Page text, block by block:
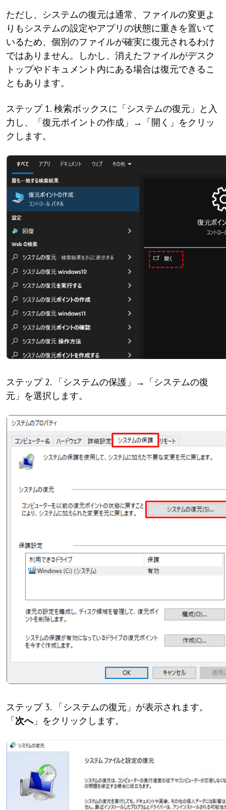
ただし、システムの復元は通常、ファイルの変更よ
りもシステムの設定やアプリの状態に重きを置いて
いるため、個別のファイルが確実に復元されるわけ
ではありません。しかし、消えたファイルがデスク
トップやドキュメント内にある場合は復元できるこ
ともあります。
ステップ 1. 検索ボックスに「システムの復元」と入
力し、「復元ポイントの作成」→「開く」をクリッ
クします。
ステップ 2. 「システムの保護」→「システムの復
元」を選択します。
ステップ 3. 「システムの復元」が表示されます。
「次へ」をクリックします。